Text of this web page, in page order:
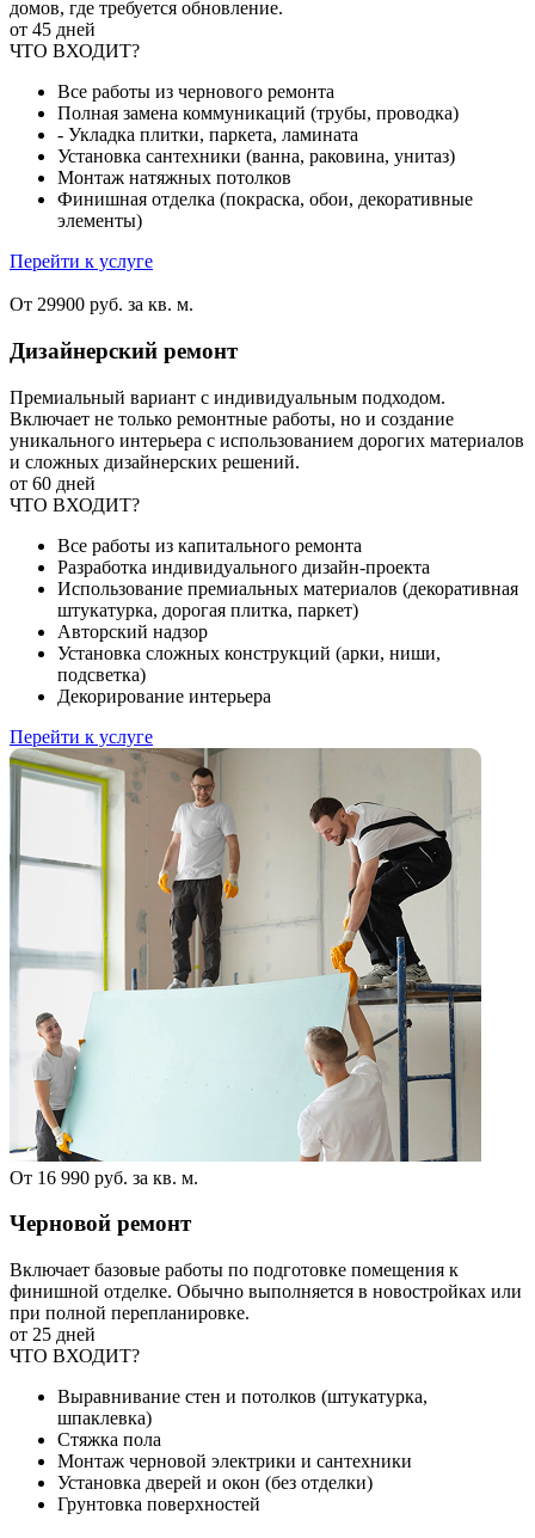
домов, где требуется обновление.
от 45 дней
ЧТО ВХОДИТ?
Все работы из чернового ремонта
Полная замена коммуникаций (трубы, проводка)
- Укладка плитки, паркета, ламината
Установка сантехники (ванна, раковина, унитаз)
Монтаж натяжных потолков
Финишная отделка (покраска, обои, декоративные
элементы)
Перейти к услуге
От 29900 руб. за кв. м.
Дизайнерский ремонт
Премиальный вариант с индивидуальным подходом.
Включает не только ремонтные работы, но и создание
уникального интерьера с использованием дорогих материалов
и сложных дизайнерских решений.
от 60 дней
ЧТО ВХОДИТ?
Все работы из капитального ремонта
Разработка индивидуального дизайн-проекта
Использование премиальных материалов (декоративная
штукатурка, дорогая плитка, паркет)
Авторский надзор
Установка сложных конструкций (арки, ниши,
подсветка)
Декорирование интерьера
Перейти к услуге
От 16 990 руб. за кв. м.
Черновой ремонт
Включает базовые работы по подготовке помещения к
финишной отделке. Обычно выполняется в новостройках или
при полной перепланировке.
от 25 дней
ЧТО ВХОДИТ?
Выравнивание стен и потолков (штукатурка,
шпаклевка)
Стяжка пола
Монтаж черновой электрики и сантехники
Установка дверей и окон (без отделки)
Грунтовка поверхностей